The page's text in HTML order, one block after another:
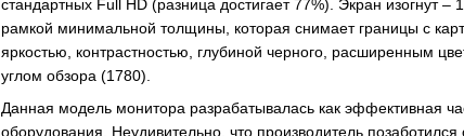
стандартных Full HD (разница достигает 77%). Экран изогнут
рамкой минимальной толщины, которая снимает границы с
яркостью, контрастностью, глубиной черного, расширенным
углом обзора (1780).
Данная модель монитора разрабатывалась как эффективная
оборудования. Неудивительно, что производитель